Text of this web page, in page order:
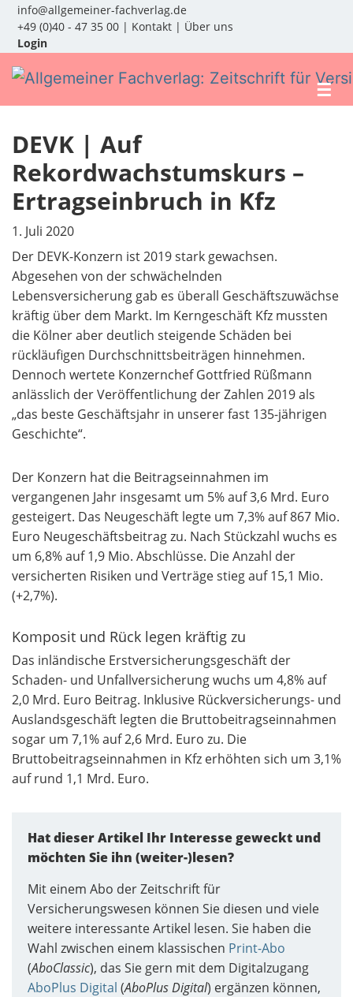
info@allgemeiner-fachverlag.de
+49 (0)40 - 47 35 00 | Kontakt | Über uns
Login
☰
DEVK | Auf
Rekordwachstumskurs –
Ertragseinbruch in Kfz
1. Juli 2020
Der DEVK-Konzern ist 2019 stark gewachsen.
Abgesehen von der schwächelnden
Lebensversicherung gab es überall Geschäftszuwächse
kräftig über dem Markt. Im Kerngeschäft Kfz mussten
die Kölner aber deutlich steigende Schäden bei
rückläufigen Durchschnittsbeiträgen hinnehmen.
Dennoch wertete Konzernchef Gottfried Rüßmann
anlässlich der Veröffentlichung der Zahlen 2019 als
„das beste Geschäftsjahr in unserer fast 135-jährigen
Geschichte“.
Der Konzern hat die Beitragseinnahmen im
vergangenen Jahr insgesamt um 5% auf 3,6 Mrd. Euro
gesteigert. Das Neugeschäft legte um 7,3% auf 867 Mio.
Euro Neugeschäftsbeitrag zu. Nach Stückzahl wuchs es
um 6,8% auf 1,9 Mio. Abschlüsse. Die Anzahl der
versicherten Risiken und Verträge stieg auf 15,1 Mio.
(+2,7%).
Komposit und Rück legen kräftig zu
Das inländische Erstversicherungsgeschäft der
Schaden- und Unfallversicherung wuchs um 4,8% auf
2,0 Mrd. Euro Beitrag. Inklusive Rückversicherungs- und
Auslandsgeschäft legten die Bruttobeitragseinnahmen
sogar um 7,1% auf 2,6 Mrd. Euro zu. Die
Bruttobeitragseinnahmen in Kfz erhöhten sich um 3,1%
auf rund 1,1 Mrd. Euro.
Hat dieser Artikel Ihr Interesse geweckt und
möchten Sie ihn (weiter-)lesen?
Mit einem Abo der Zeitschrift für
Versicherungswesen können Sie diesen und viele
weitere interessante Artikel lesen. Sie haben die
Wahl zwischen einem klassischen Print-Abo
(AboClassic), das Sie gern mit dem Digitalzugang
AboPlus Digital (AboPlus Digital) ergänzen können,